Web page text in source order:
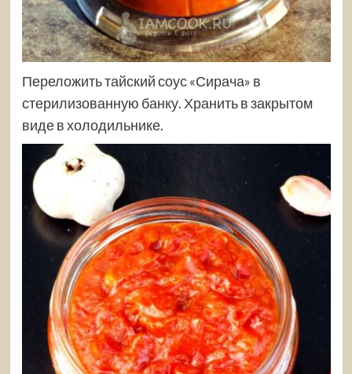
Переложить тайский соус «Сирача» в
стерилизованную банку. Хранить в закрытом
виде в холодильнике.